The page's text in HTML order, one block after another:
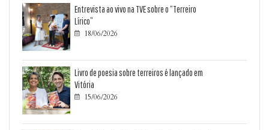
Entrevista ao vivo na TVE sobre o “Terreiro
Lírico”
 18/06/2026
Livro de poesia sobre terreiros é lançado em
Vitória
 15/06/2026